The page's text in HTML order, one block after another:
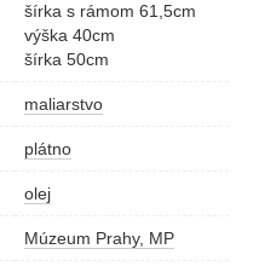
šírka s rámom 61,5cm
výška 40cm
šírka 50cm
maliarstvo
plátno
olej
Múzeum Prahy, MP